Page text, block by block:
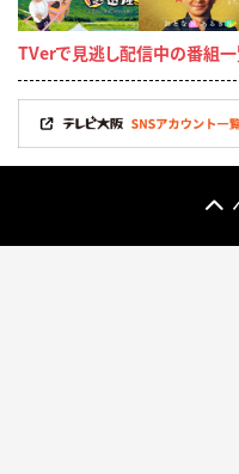
TVerで見逃し配信中の番組